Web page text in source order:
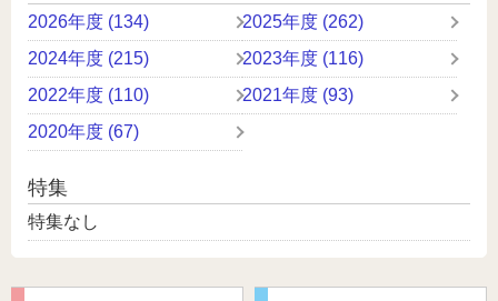
2026年度 (134)
2025年度 (262)
2024年度 (215)
2023年度 (116)
2022年度 (110)
2021年度 (93)
2020年度 (67)
特集
特集なし